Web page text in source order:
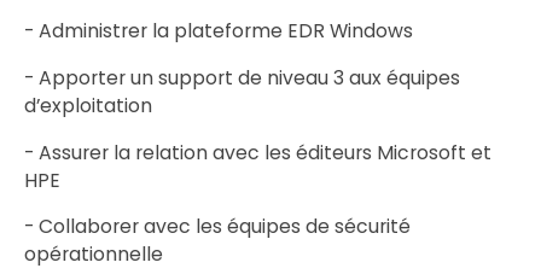
- Administrer la plateforme EDR Windows
- Apporter un support de niveau 3 aux équipes
d’exploitation
- Assurer la relation avec les éditeurs Microsoft et
HPE
- Collaborer avec les équipes de sécurité
opérationnelle